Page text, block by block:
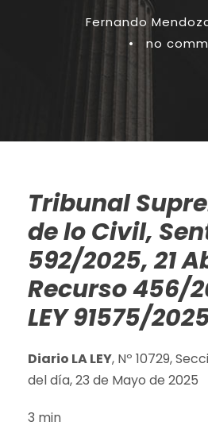
Fernando
•
no
Tribunal
de lo Civil,
592/2025, 21
Recurso 456/
LEY 91575/
Diario LA LEY, Nº 10729,
del día, 23 de Mayo de 2025
3 min